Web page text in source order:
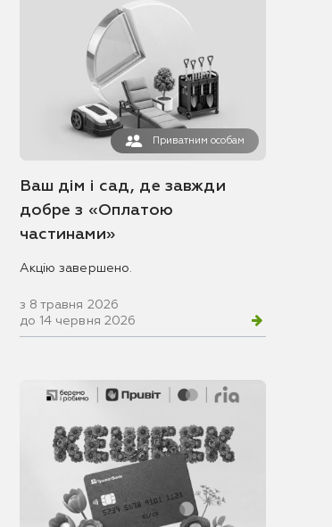
Приватним особам
Ваш дім і сад, де завжди
добре з «Оплатою
частинами»
Акцію завершено.
з 8 травня 2026
до 14 червня 2026